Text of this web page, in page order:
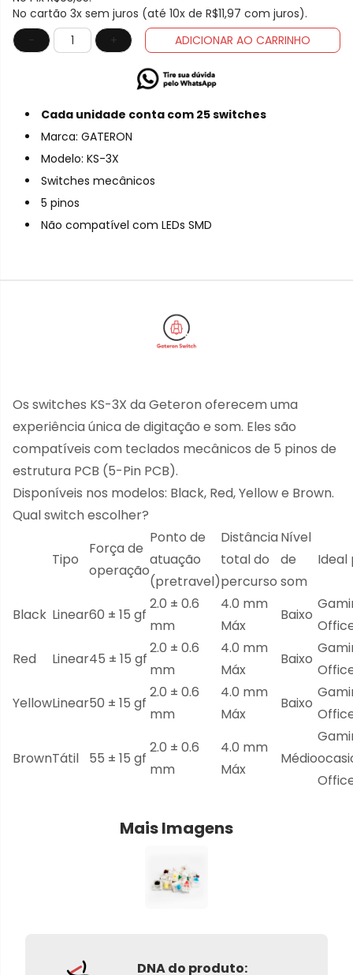
No cartão 3x sem juros (até 10x de R$11,97 com juros).
-
+ ADICIONAR AO CARRINHO
Cada unidade conta com 25 switches
Marca: GATERON
Modelo: KS-3X
Switches mecânicos
5 pinos
Não compatível com LEDs SMD
Os switches KS-3X da Geteron oferecem uma
experiência única de digitação e som. Eles são
compatíveis com teclados mecânicos de 5 pinos de
estrutura PCB (5-Pin PCB).
Disponíveis nos modelos: Black, Red, Yellow e Brown.
Qual switch escolher?
Tipo
Força de
operação
Ponto de
atuação
(pretravel)
Distância
total do
percurso
Nível
de
som
Ideal
Black Linear60 ± 15 gf
2.0 ± 0.6
mm
4.0 mm
Máx
Baixo
Red
Linear45 ± 15 gf
2.0 ± 0.6
mm
4.0 mm
Máx
Baixo
YellowLinear50 ± 15 gf
2.0 ± 0.6
mm
4.0 mm
Máx
Baixo
BrownTátil 55 ± 15 gf
2.0 ± 0.6
mm
4.0 mm
Máx
Médio
Mais Imagens
DNA do produto: